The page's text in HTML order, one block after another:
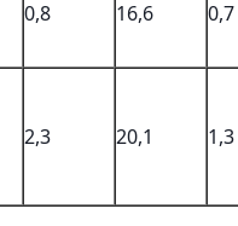
0,8 16,6 0,7
2,3 20,1 1,3